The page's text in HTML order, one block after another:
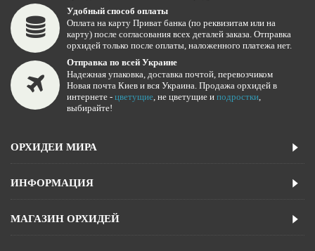
Удобный способ оплаты
Оплата на карту Приват банка (по реквизитам или на
карту) после согласования всех деталей заказа. Отправка
орхидей только после оплаты, наложенного платежа нет.
Отправка по всей Украине
Надежная упаковка, доставка почтой, перевозчиком
Новая почта Киев и вся Украина. Продажа орхидей в
интернете - цветущие, не цветущие и подростки,
выбирайте!
ОРХИДЕИ МИРА
ИНФОРМАЦИЯ
МАГАЗИН ОРХИДЕЙ